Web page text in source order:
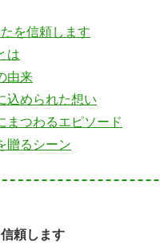
を信頼します
は
由来
込められた想い
まつわるエピソード
贈るシーン
頼します